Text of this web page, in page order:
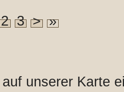
2 3 > »
auf unserer Karte